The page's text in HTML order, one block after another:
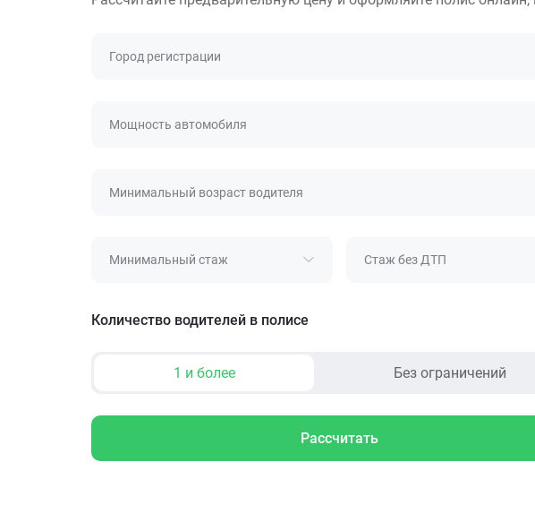
Город регистрации
Мощность автомобиля
Минимальный возраст водителя
Минимальный стаж Стаж без ДТП
Количество водителей в полисе
1 и более Без ограничений
Рассчитать